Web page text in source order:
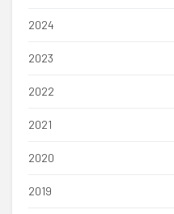
2024
2023
2022
2021
2020
2019